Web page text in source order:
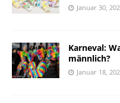
Januar 30,
Karneval:
männlich?
Januar 18,